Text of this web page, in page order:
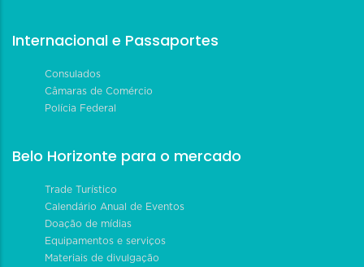
Internacional e Passaportes
Consulados
Câmaras de Comércio
Polícia Federal
Belo Horizonte para o mercado
Trade Turístico
Calendário Anual de Eventos
Doação de mídias
Equipamentos e serviços
Materiais de divulgação